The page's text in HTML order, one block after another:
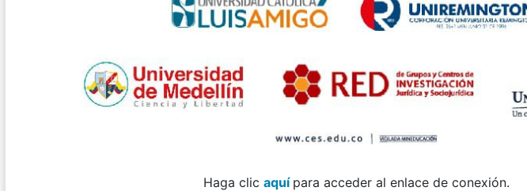
Haga clic aquí para acceder al enlace de conexión.